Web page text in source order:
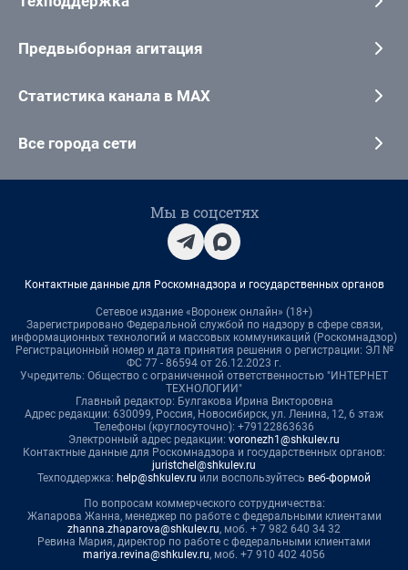
Предвыборная агитация
Статистика канала в MAX
Все города сети
Мы в соцсетях
Контактные данные для Роскомнадзора и государственных органов
Сетевое издание «Воронеж онлайн» (18+)
Зарегистрировано Федеральной службой по надзору в сфере связи,
информационных технологий и массовых коммуникаций (Роскомнадзор)
Регистрационный номер и дата принятия решения о регистрации: ЭЛ №
ФС 77 - 86594 от 26.12.2023 г.
Учредитель: Общество с ограниченной ответственностью "ИНТЕРНЕТ
ТЕХНОЛОГИИ"
Главный редактор: Булгакова Ирина Викторовна
Адрес редакции: 630099, Россия, Новосибирск, ул. Ленина, 12, 6 этаж
Телефоны (круглосуточно): +79122863636
Электронный адрес редакции: voronezh1@shkulev.ru
Контактные данные для Роскомнадзора и государственных органов:
juristchel@shkulev.ru
Техподдержка: help@shkulev.ru или воспользуйтесь веб-формой
По вопросам коммерческого сотрудничества:
Жапарова Жанна, менеджер по работе с федеральными клиентами
zhanna.zhaparova@shkulev.ru, моб. + 7 982 640 34 32
Ревина Мария, директор по работе с федеральными клиентами
mariya.revina@shkulev.ru, моб. +7 910 402 4056